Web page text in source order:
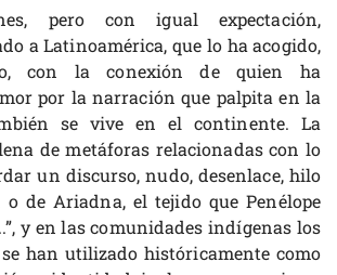
pero con igual expectación,
a Latinoamérica, que lo ha acogido,
con la conexión de quien ha
por la narración que palpita en la
se vive en el continente. La
de metáforas relacionadas con lo
un discurso, nudo, desenlace, hilo
de Ariadna, el tejido que Penélope
y en las comunidades indígenas los
han utilizado históricamente como